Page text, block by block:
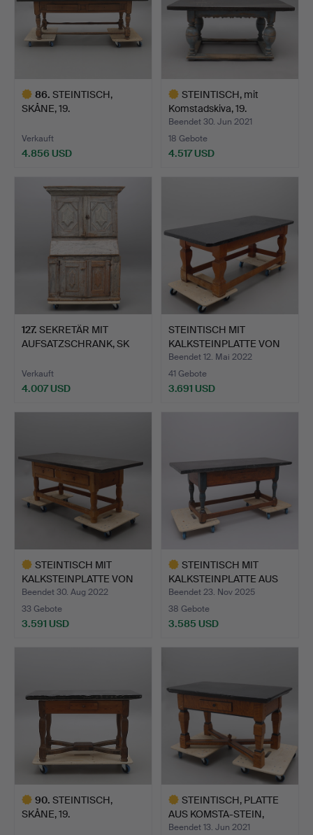
86. STEINTISCH,
SKÅNE, 19.
Verkauft
4.856 USD
STEINTISCH, mit
Komstadskiva, 19.
Jahrhund…
Beendet 30. Jun 2021
18 Gebote
4.517 USD
127. SEKRETÄR MIT
AUFSATZSCHRANK, SK
Verkauft
4.007 USD
STEINTISCH MIT
KALKSTEINPLATTE VON
KOMSTAD…
Beendet 12. Mai 2022
41 Gebote
3.691 USD
STEINTISCH MIT
KALKSTEINPLATTE VON
KOMSTAD…
Beendet 30. Aug 2022
33 Gebote
3.591 USD
STEINTISCH MIT
KALKSTEINPLATTE AUS
KOMSTAD…
Beendet 23. Nov 2025
38 Gebote
3.585 USD
90. STEINTISCH,
SKÅNE, 19.
STEINTISCH, PLATTE
AUS KOMSTA-STEIN,
SÜDÖS…
Beendet 13. Jun 2021